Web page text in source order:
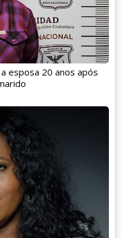
esposa 20 anos após